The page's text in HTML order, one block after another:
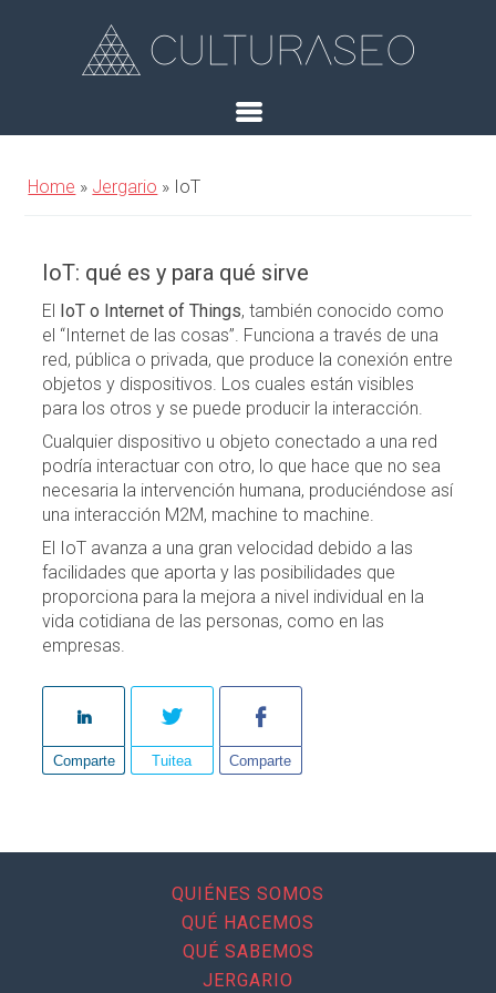
Home » Jergario » IoT
IoT: qué es y para qué sirve
El IoT o Internet of Things, también conocido como
el “Internet de las cosas”. Funciona a través de una
red, pública o privada, que produce la conexión entre
objetos y dispositivos. Los cuales están visibles
para los otros y se puede producir la interacción.
Cualquier dispositivo u objeto conectado a una red
podría interactuar con otro, lo que hace que no sea
necesaria la intervención humana, produciéndose así
una interacción M2M, machine to machine.
El IoT avanza a una gran velocidad debido a las
facilidades que aporta y las posibilidades que
proporciona para la mejora a nivel individual en la
vida cotidiana de las personas, como en las
empresas.
Comparte Tuitea Comparte
QUIÉNES SOMOS
QUÉ HACEMOS
QUÉ SABEMOS
JERGARIO